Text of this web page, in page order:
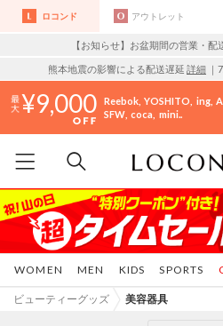
ロコンド アウトレット
【お知らせ】お盆期間の営業・配
熊本地震の影響による配送遅延 詳細 ｜
9,000 Reebok YOSHITO ing
SFW coca mini..
WOMEN MEN KIDS SPORTS
ビューティーグッズ 美容器具